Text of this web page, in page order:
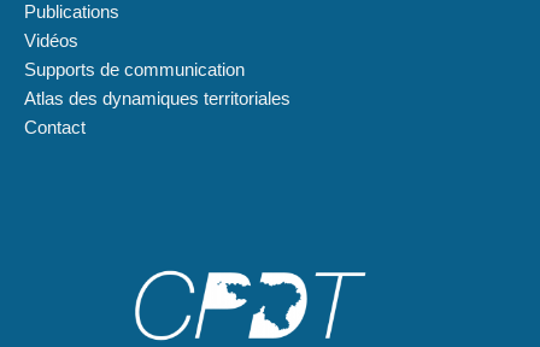
Publications
Vidéos
Supports de communication
Atlas des dynamiques territoriales
Contact